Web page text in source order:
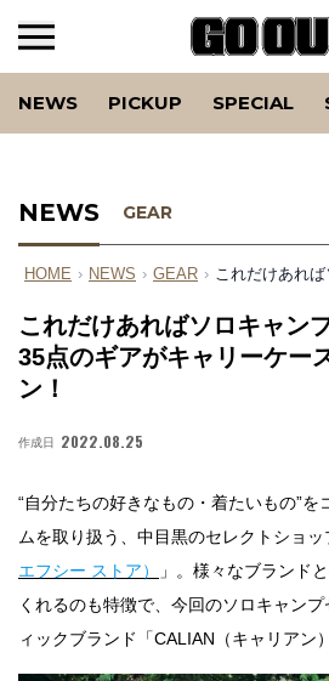
NEWS PICKUP SPECIAL
NEWS GEAR
HOME › NEWS › GEAR › これだけあれ
これだけあればソロキャン
35点のギアがキャリーケー
ン！
作成日 2022.08.25
“自分たちの好きなもの・着たいもの”を
ムを取り扱う、中目黒のセレクトショッ
エフシー ストア）
」。様々なブランド
くれるのも特徴で、今回のソロキャン
ィックブランド「CALIAN（キャリアン